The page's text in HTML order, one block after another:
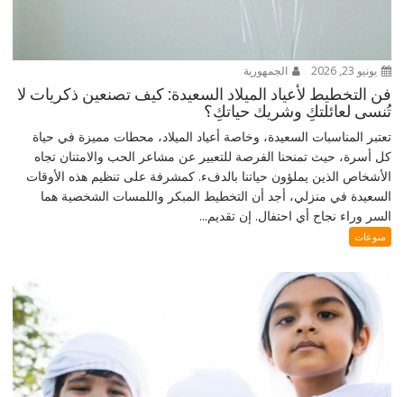
يونيو 23, 2026 الجمهورية
فن التخطيط لأعياد الميلاد السعيدة: كيف تصنعين ذكريات لا
تُنسى لعائلتكِ وشريك حياتكِ؟
تعتبر المناسبات السعيدة، وخاصة أعياد الميلاد، محطات مميزة في حياة
كل أسرة، حيث تمنحنا الفرصة للتعبير عن مشاعر الحب والامتنان تجاه
الأشخاص الذين يملؤون حياتنا بالدفء. كمشرفة على تنظيم هذه الأوقات
السعيدة في منزلي، أجد أن التخطيط المبكر واللمسات الشخصية هما
السر وراء نجاح أي احتفال. إن تقديم...
منوعات